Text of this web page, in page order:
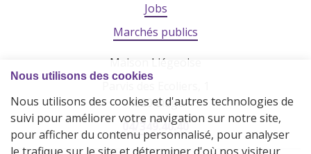
Jobs
Marchés publics
Maison Liégeoise
4020 Liège
04/349.40.40